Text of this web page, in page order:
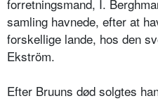
forretningsmand, I.
samling havnede, efter at
forskellige lande, hos den
Ekström.
Efter Bruuns død solgtes